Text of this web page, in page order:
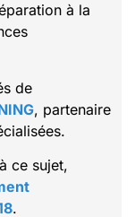
à la
de
, partenaire
ce sujet,
.